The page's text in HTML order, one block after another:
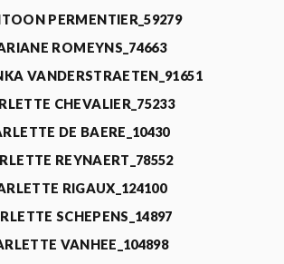
PERMENTIER_59279
ROMEYNS_74663
VANDERSTRAETEN_91651
CHEVALIER_75233
DE BAERE_10430
REYNAERT_78552
RIGAUX_124100
SCHEPENS_14897
VANHEE_104898